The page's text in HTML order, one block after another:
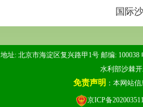
国际
地址: 北京市海淀区复兴路甲1号 邮编: 100038
水利部沙棘
免责声明 ：本网站
京ICP备